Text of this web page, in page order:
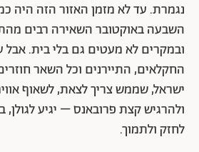
נגמרת. עד לא מזמן האזור הזה
השבעה באוקטובר השאירה רבים
ובמקרים לא מעטים גם בלי בית. אבל
החקלאים, התיירנים וכל השאר
ישראל, שממש צריך לצאת, לשאוף
ולהרגיש קצת פרובאנס – יגיע לגולן,
לחזק ולתמוך.